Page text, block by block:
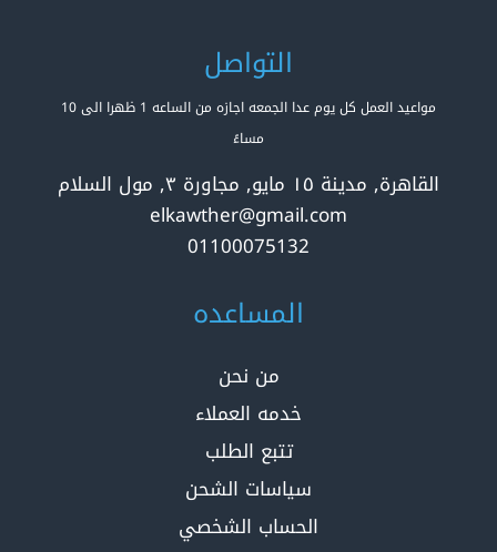
التواصل
مواعيد العمل كل يوم عدا الجمعه اجازه من الساعه 1 ظهرا الى 10
مساءً
القاهرة, مدينة ١٥ مايو, مجاورة ٣, مول السلام
elkawther@gmail.com
01100075132
المساعده
من نحن
خدمه العملاء
تتبع الطلب
سياسات الشحن
الحساب الشخصي